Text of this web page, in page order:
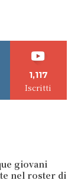
1,117
Iscritti
giovani
nel roster di